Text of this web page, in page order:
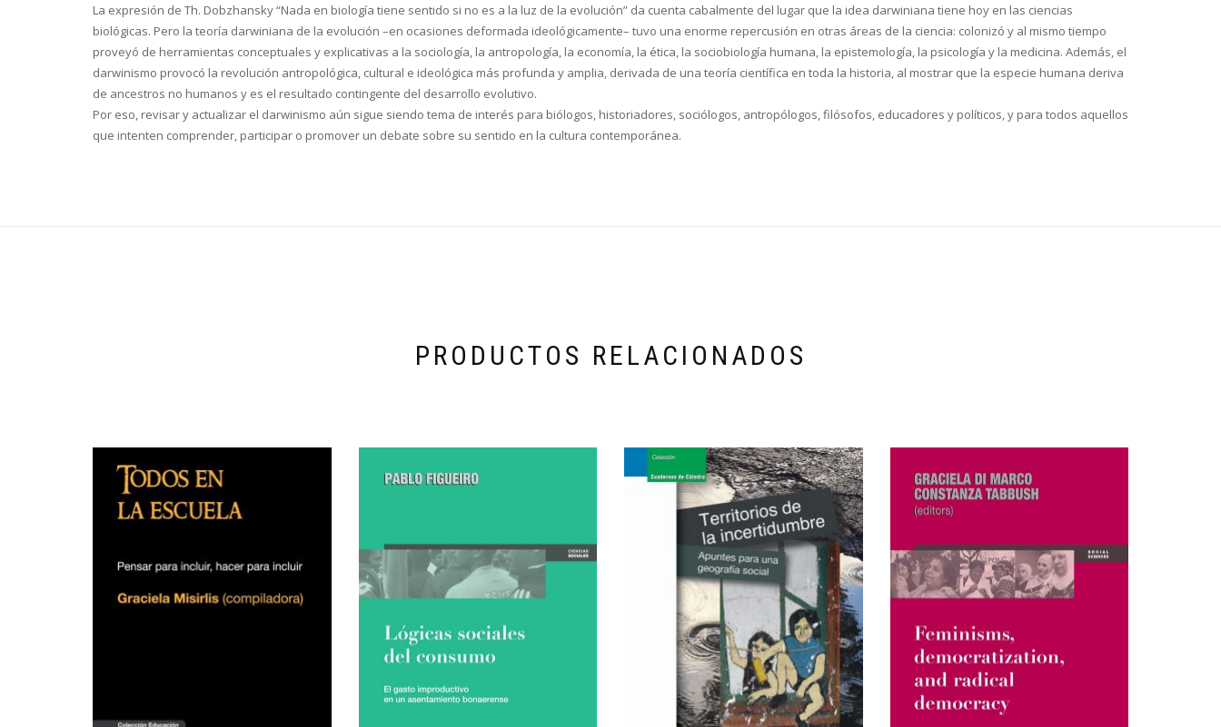
La expresión de Th. Dobzhansky “Nada en biología tiene sentido si no es a la luz de la evolución” da cuenta cabalmente del lugar que la idea darwiniana tiene hoy en las ciencias
biológicas. Pero la teoría darwiniana de la evolución –en ocasiones deformada ideológicamente– tuvo una enorme repercusión en otras áreas de la ciencia: colonizó y al mismo tiempo
proveyó de herramientas conceptuales y explicativas a la sociología, la antropología, la economía, la ética, la sociobiología humana, la epistemología, la psicología y la medicina. Además, el
darwinismo provocó la revolución antropológica, cultural e ideológica más profunda y amplia, derivada de una teoría científica en toda la historia, al mostrar que la especie humana deriva
de ancestros no humanos y es el resultado contingente del desarrollo evolutivo.
Por eso, revisar y actualizar el darwinismo aún sigue siendo tema de interés para biólogos, historiadores, sociólogos, antropólogos, filósofos, educadores y políticos, y para todos aquellos
que intenten comprender, participar o promover un debate sobre su sentido en la cultura contemporánea.
PRODUCTOS RELACIONADOS